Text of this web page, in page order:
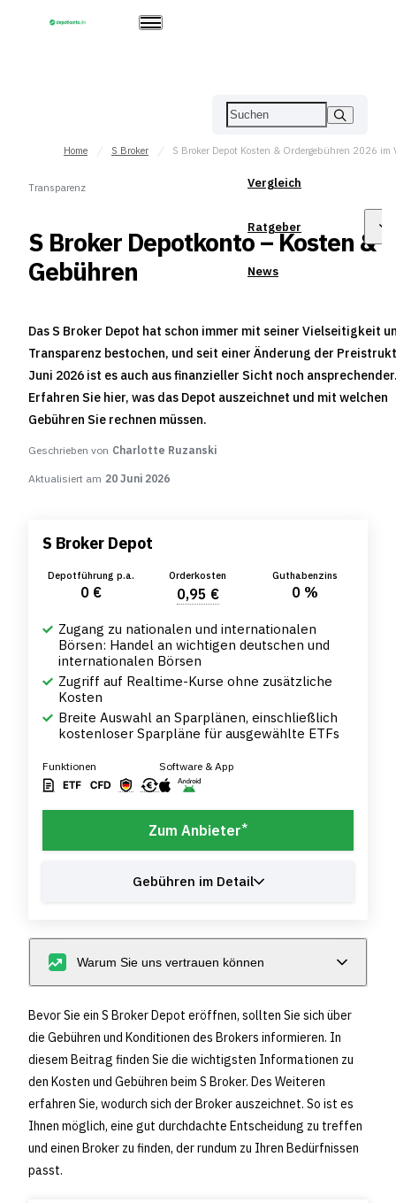
Vergleich
Ratgeber
News
Home S Broker
Transparenz
S Broker Depotkonto – Kosten &
Gebühren
Das S Broker Depot hat schon immer mit seiner Vielseitigkeit
Transparenz bestochen, und seit einer Änderung der
Juni 2026 ist es auch aus finanzieller Sicht noch
Erfahren Sie hier, was das Depot auszeichnet und mit welchen
Gebühren Sie rechnen müssen.
Geschrieben von Charlotte Ruzanski
Aktualisiert am 20 Juni 2026
S Broker Depot
Depotführung p.a.
0 €
Orderkosten
0,95 €
Guthabenzins
0 %
Zugang zu nationalen und internationalen
Börsen: Handel an wichtigen deutschen und
internationalen Börsen
Zugriff auf Realtime-Kurse ohne zusätzliche
Kosten
Breite Auswahl an Sparplänen, einschließlich
kostenloser Sparpläne für ausgewählte ETFs
Funktionen Software & App
Zum Anbieter*
Gebühren im Detail
Warum Sie uns vertrauen können
Bevor Sie ein S Broker Depot eröffnen, sollten Sie sich über
die Gebühren und Konditionen des Brokers informieren. In
diesem Beitrag finden Sie die wichtigsten Informationen zu
den Kosten und Gebühren beim S Broker. Des Weiteren
erfahren Sie, wodurch sich der Broker auszeichnet. So ist es
Ihnen möglich, eine gut durchdachte Entscheidung zu treffen
und einen Broker zu finden, der rundum zu Ihren Bedürfnissen
passt.